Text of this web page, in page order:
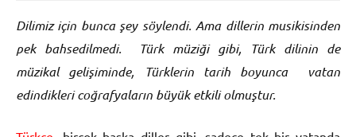
2013
Dilimiz için bunca şey söylendi. Ama dillerin musikisinden
pek bahsedilmedi. Türk müziği gibi, Türk dilinin de
müzikal gelişiminde, Türklerin tarih boyunca vatan
edindikleri coğrafyaların büyük etkili olmuştur.